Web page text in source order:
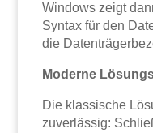
Windows zeigt
Syntax für den
die
Moderne
Die klassische
zuverlässig: